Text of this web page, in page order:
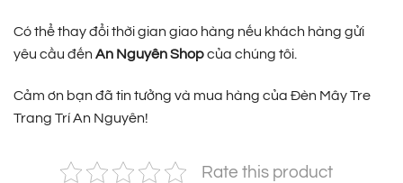
Có thể thay đổi thời gian giao hàng nếu khách hàng gửi
yêu cầu đến An Nguyên Shopcủa chúng tôi.
Cảm ơn bạn đã tin tưởng và mua hàng của Đèn Mây Tre
Trang Trí An Nguyên!
Rate this product